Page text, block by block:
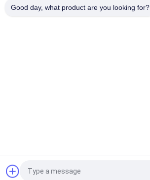
Vraag een offerte aan
Good day, what product are you looking for?